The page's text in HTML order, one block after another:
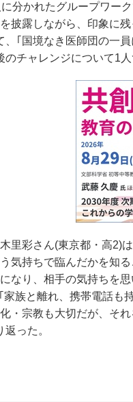
に分かれたグループワー
披露しながら、印象に
、｢国境なき医師団の一
のチャレンジについて1
里彩さん(東京都・高2)
気持ちで臨んだかを知
なり、相手の気持ちを
家族と離れ、携帯電話も
・宗教も大切だが、そ
った。